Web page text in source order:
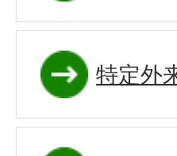
特定外